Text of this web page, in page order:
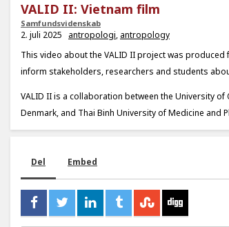
VALID II: Vietnam film
Samfundsvidenskab
2. juli 2025 antropologi, antropology
This video about the VALID II project was produced
inform stakeholders, researchers and students
VALID II is a collaboration between the University
Denmark, and Thai Binh University of Medicine and
Del Embed